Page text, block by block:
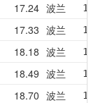
17.24 波兰
17.33 波兰
18.18 波兰
18.49 波兰
18.70 波兰